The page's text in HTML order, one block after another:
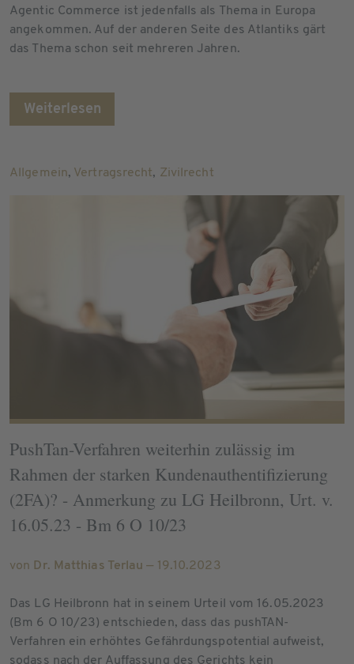
Agentic Commerce ist jedenfalls als Thema in Europa
angekommen. Auf der anderen Seite des Atlantiks gärt
das Thema schon seit mehreren Jahren.
Weiterlesen
Allgemein, Vertragsrecht, Zivilrecht
PushTan-Verfahren weiterhin zulässig im
Rahmen der starken Kundenauthentifizierung
(2FA)? - Anmerkung zu LG Heilbronn, Urt. v.
16.05.23 - Bm 6 O 10/23
von Dr. Matthias Terlau — 19.10.2023
Das LG Heilbronn hat in seinem Urteil vom 16.05.2023
(Bm 6 O 10/23) entschieden, dass das pushTAN-
Verfahren ein erhöhtes Gefährdungspotential aufweist,
sodass nach der Auffassung des Gerichts kein